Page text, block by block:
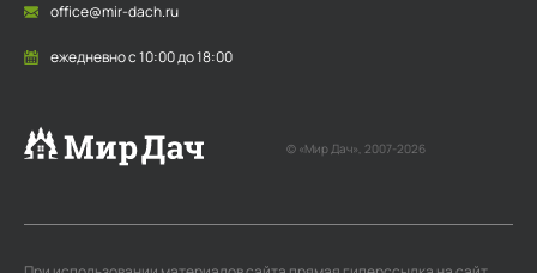
© «Мир Дач», 2007-2026
office@mir-dach.ru
ежедневно с 10:00 до 18:00